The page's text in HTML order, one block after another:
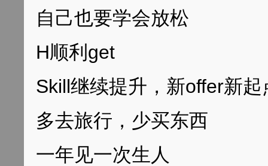
自己也要学会放松
H顺利get
Skill继续提升，新offer新起
多去旅行，少买东西
一年见一次生人